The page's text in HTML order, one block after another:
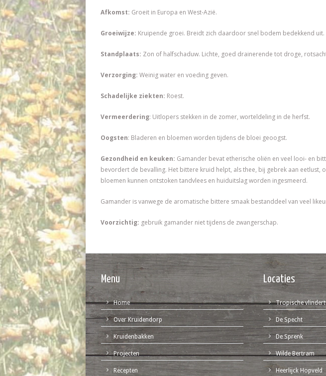
Afkomst: Groeit in Europa en West-Azië.
Groeiwijze: Kruipende groei. Breidt zich daardoor snel bodem bedekkend uit.
Standplaats: Zon of halfschaduw. Lichte, goed drainerende tot droge,
Verzorging: Weinig water en voeding geven.
Schadelijke ziekten: Roest.
Vermeerdering: Uitlopers stekken in de zomer, worteldeling in de herfst.
Oogsten: Bladeren en bloemen worden tijdens de bloei geoogst.
Gezondheid en keuken: Gamander bevat etherische oliën en veel looi- en
bevordert de bevalling. Het bittere kruid helpt, als thee, bij gebrek aan eetlust,
bloemen kunnen ontstoken tandvlees en huiduitslag worden ingesmeerd.
Gamander is vanwege de aromatische bittere smaak bestanddeel van veel
Voorzichtig: gebruik gamander niet tijdens de zwangerschap.
Menu
Home
Over Kruidendorp
Kruidenbakken
Projecten
Recepten
Locaties
Tropische
De Specht
De Sprenk
Wilde Bertram
Heerlijck Hopveld